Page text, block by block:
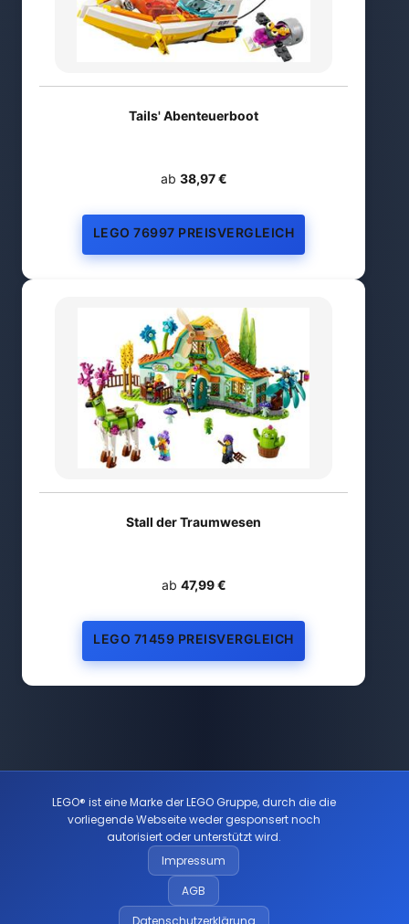
Tails' Abenteuerboot
ab 38,97 €
LEGO 76997 PREISVERGLEICH
Stall der Traumwesen
ab 47,99 €
LEGO 71459 PREISVERGLEICH
LEGO® ist eine Marke der LEGO Gruppe, durch die die
vorliegende Webseite weder gesponsert noch
autorisiert oder unterstützt wird.
Impressum
AGB
Datenschutzerklärung